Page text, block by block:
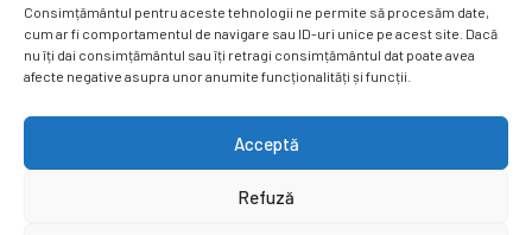
Consimțământul pentru aceste tehnologii ne permite să procesăm date,
cum ar fi comportamentul de navigare sau ID-uri unice pe acest site. Dacă
nu îți dai consimțământul sau îți retragi consimțământul dat poate avea
afecte negative asupra unor anumite funcționalități și funcții.
Acceptă
Refuză